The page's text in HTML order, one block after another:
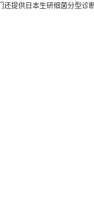
提供日本生研细菌分型